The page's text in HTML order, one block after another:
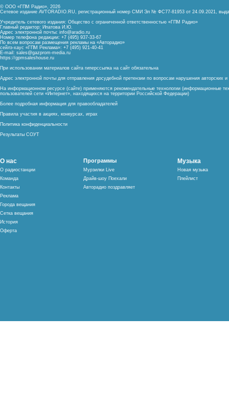
© ООО «ГПМ Радио», 2026
Сетевое издание AVTORADIO.RU, регистрационный номер СМИ Эл № ФС77-81953 от 24.09.2021,
Учредитель сетевого издания: Общество с ограниченной ответственностью «ГПМ Радио»
Главный редактор: Ипатова И.Ю.
Адрес электронной почты: info@aradio.ru
Номер телефона редакции: +7 (495) 937-33-67
По всем вопросам размещения рекламы на «Авторадио»
сейлз-хаус «ГПМ Реклама»: +7 (495) 921-40-41
E-mail: sales@gazprom-media.ru
https://gpmsaleshouse.ru
При использовании материалов сайта гиперссылка на сайт обязательна
Адрес электронной почты для отправления досудебной претензии по вопросам нарушения авторских
На информационном ресурсе (сайте) применяются рекомендательные технологии (информационные
пользователей сети «Интернет», находящихся на территории Российской Федерации)
Более подробная информация для правообладателей
Правила участия в акциях, конкурсах, играх
Политика конфиденциальности
Результаты СОУТ
О нас
О радиостанции
Команда
Контакты
Реклама
Города вещания
Сетка вещания
История
Оферта
Программы
Мурзилки Live
Драйв-шоу Поехали
Авторадио поздравляет
Музыка
Новая музыка
Плейлист